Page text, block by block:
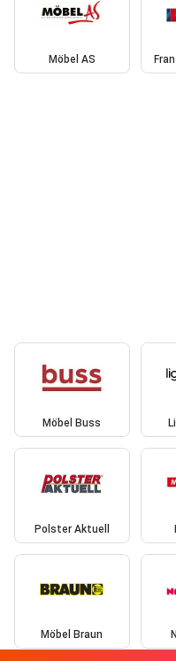
Möbel AS
Möbel Buss
Polster Aktuell
Möbel Braun